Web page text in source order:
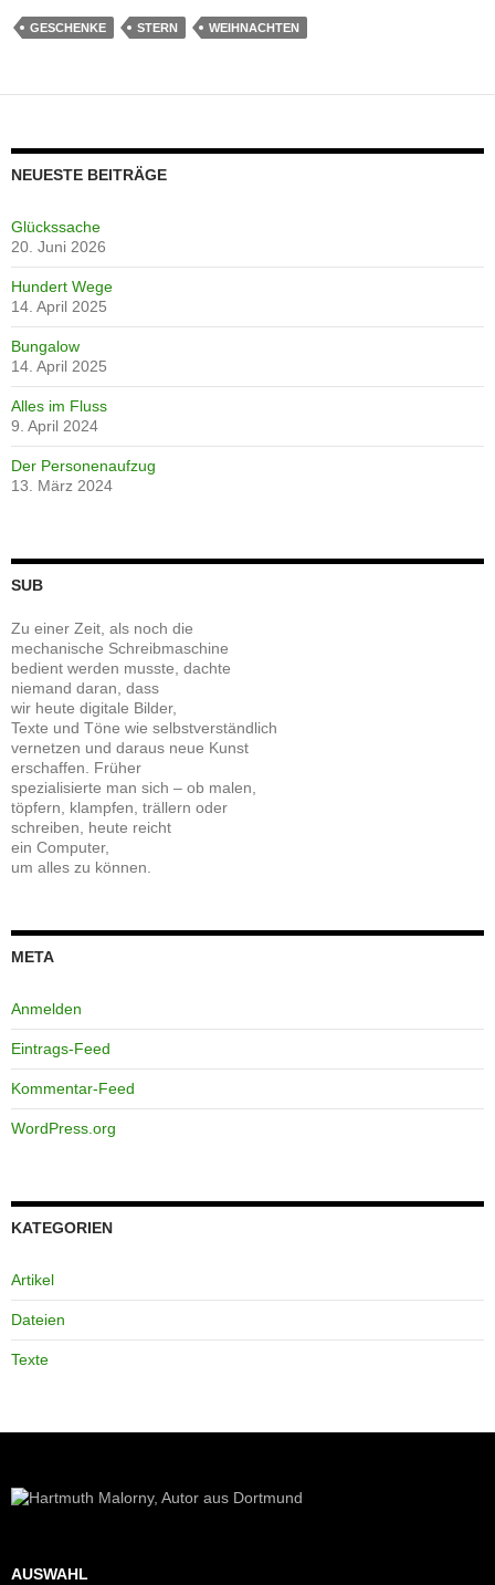
GESCHENKE STERN WEIHNACHTEN
NEUESTE BEITRÄGE
Glückssache
20. Juni 2026
Hundert Wege
14. April 2025
Bungalow
14. April 2025
Alles im Fluss
9. April 2024
Der Personenaufzug
13. März 2024
SUB
Zu einer Zeit, als noch die
mechanische Schreibmaschine
bedient werden musste, dachte
niemand daran, dass
wir heute digitale Bilder,
Texte und Töne wie selbstverständlich
vernetzen und daraus neue Kunst
erschaffen. Früher
spezialisierte man sich – ob malen,
töpfern, klampfen, trällern oder
schreiben, heute reicht
ein Computer,
um alles zu können.
META
Anmelden
Eintrags-Feed
Kommentar-Feed
WordPress.org
KATEGORIEN
Artikel
Dateien
Texte
AUSWAHL